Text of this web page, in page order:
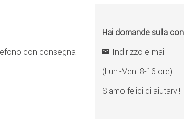
con consegna
Hai domande sulla
Indirizzo e-mail
(Lun.-Ven. 8-16 ore)
Siamo felici di aiutarvi!